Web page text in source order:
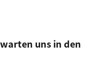
uns in den